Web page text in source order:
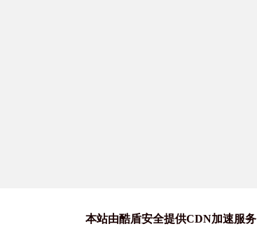
本站由酷盾安全提供CDN加速服务